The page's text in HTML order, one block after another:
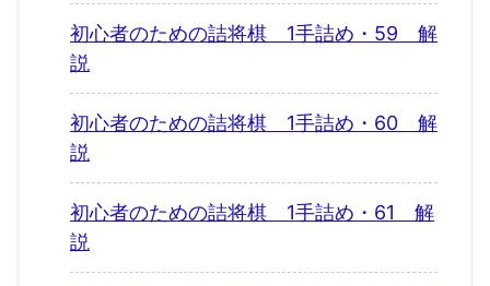
初心者のための詰将棋 1手詰め・59 解
説
初心者のための詰将棋 1手詰め・60 解
説
初心者のための詰将棋 1手詰め・61 解
説